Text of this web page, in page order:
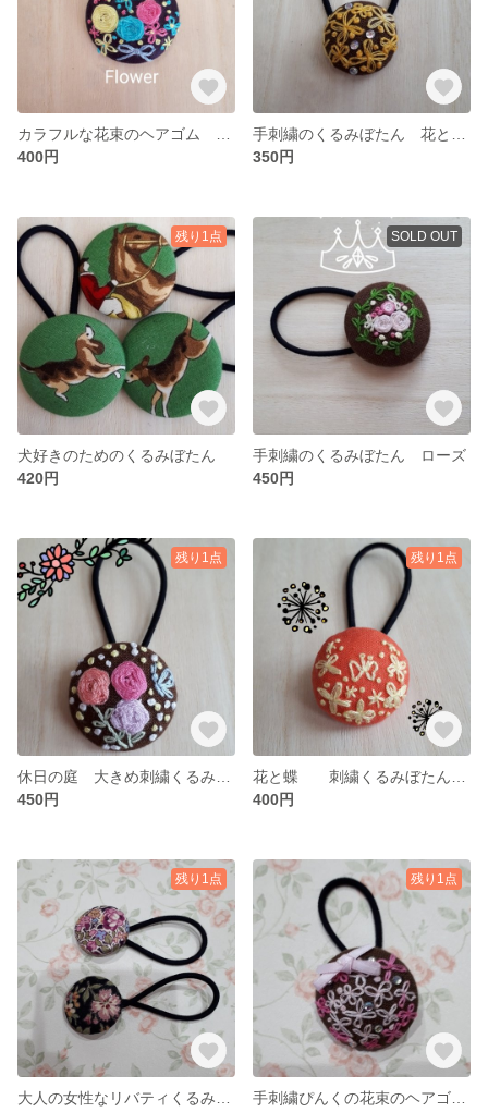
400円
350円
残り1点
犬好きのためのくるみぼたん
420円
SOLD OUT
手刺繍のくるみぼたん ローズ
450円
残り1点
450円
残り1点
400円
残り1点 残り1点